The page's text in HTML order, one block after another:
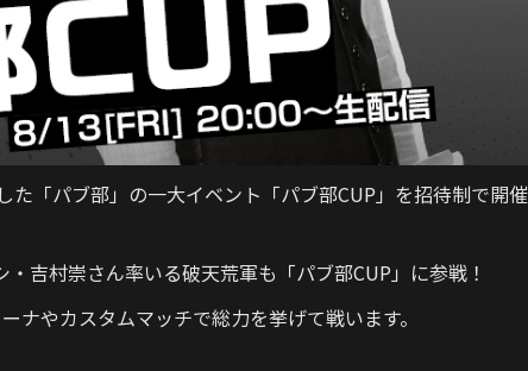
た「パブ部」の一大イベント「パブ部CUP」を招待制で開催
吉村崇さん率いる破天荒軍も「パブ部CUP」に参戦！
やカスタムマッチで総力を挙げて戦います。